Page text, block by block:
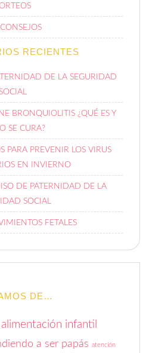
RECIENTES
DE LA SEGURIDAD
BRONQUIOLITIS ¿QUÉ ES Y
SE CURA?
PARA PREVENIR LOS VIRUS
EN INVIERNO
DE PATERNIDAD DE LA
SOCIAL
FETALES
DE…
alimentación infantil
a ser papás atención